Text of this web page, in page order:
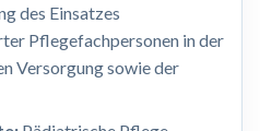
des Einsatzes
Pflegefachpersonen in der
Versorgung sowie der